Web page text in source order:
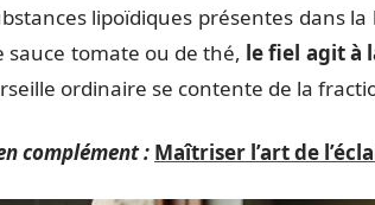
lipoïdiques présentes dans
sauce tomate ou de thé, le fiel agit à
ordinaire se contente de la
complément : Maîtriser l’art de